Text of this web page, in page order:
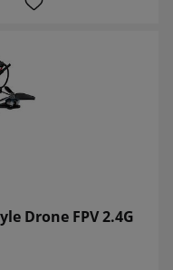
Drone FPV 2.4G